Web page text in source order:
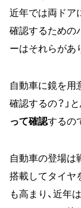
近年では両ドア
確認するための
ーはそれらがあ
自動車に鏡を用
確認するの？」
って確認するの
自動車の登場は
搭載してタイヤ
も高まり、近年